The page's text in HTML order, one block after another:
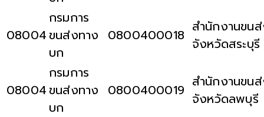
08004
กรมการ
ขนส่งทาง
บก
0800400018 สำนักงานขน
จังหวัดสระบุรี
08004
กรมการ
ขนส่งทาง
บก
0800400019 สำนักงานขน
จังหวัดลพบุรี